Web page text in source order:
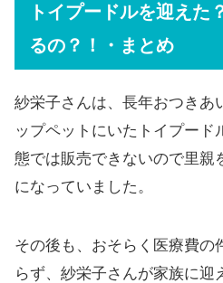
トイプードルを迎えた
るの？！・まとめ
紗栄子さんは、長年おつきあ
ップペットにいたトイプード
態では販売できないので里親
になっていました。
その後も、おそらく医療費の
らず、紗栄子さんが家族に迎